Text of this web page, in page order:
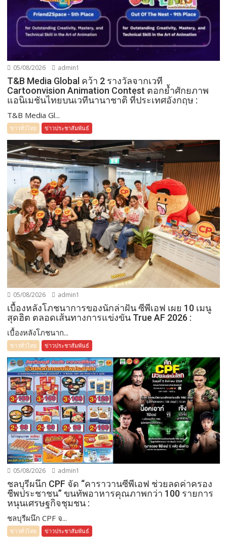
05/08/2026 admin1
T&B Media Global คว้า 2 รางวัลจากเวที
Cartoonvision Animation Contest ตอกย้ำศักยภาพ
แอนิเมชันไทยบนเวทีนานาชาติ ที่ประเทศอังกฤษ :
T&B Media Gl...
ข่าวทั่วไทย ข่าวประชาสัมพันธ์
05/08/2026 admin1
เบื้องหลังโภชนาการของนักล่าฝัน ซีพีเอฟ เผย 10 เมนู
สุดฮิต ตลอดเส้นทางการแข่งขัน True AF 2026 :
เบื้องหลังโภชนาก...
ข่าวทั่วไทย ข่าวประชาสัมพันธ์
05/08/2026 admin1
ชลบุรีผนึก CPF จัด “คาราวานซีพีเอฟ ช่วยลดค่าครอง
ชีพประชาชน” ขนทัพอาหารคุณภาพกว่า 100 รายการ
หนุนเศรษฐกิจชุมชน :
ชลบุรีผนึก CPF จ...
ข่าวทั่วไทย ข่าวประชาสัมพันธ์